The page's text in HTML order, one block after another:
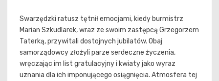
Swarzędzki ratusz tętnił emocjami, kiedy burmistrz
Marian Szkudlarek, wraz ze swoim zastępcą Grzegorzem
Taterką, przywitali dostojnych jubilatów. Obaj
samorządowcy złożyli parze serdeczne życzenia,
wręczając im list gratulacyjny i kwiaty jako wyraz
uznania dla ich imponującego osiągnięcia. Atmosfera tej